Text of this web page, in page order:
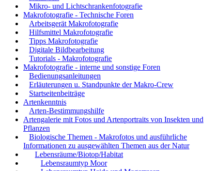
Mikro- und Lichtschrankenfotografie
Makrofotografie - Technische Foren
Arbeitsgerät Makrofotografie
Hilfsmittel Makrofotografie
Tipps Makrofotografie
Digitale Bildbearbeitung
Tutorials - Makrofotografie
Makrofotografie - interne und sonstige Foren
Bedienungsanleitungen
Erläuterungen u. Standpunkte der Makro-Crew
Startseitenbeiträge
Artenkenntnis
Arten-Bestimmungshilfe
Artengalerie mit Fotos und Artenportraits von Insekten und
Pflanzen
Biologische Themen - Makrofotos und ausführliche
Informationen zu ausgewählten Themen aus der Natur
Lebensräume/Biotop/Habitat
Lebensraumtyp Moor